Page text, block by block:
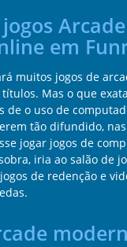
jogos
em
muitos jogos de
títulos. Mas o que
de o uso de
tão difundido,
jogar jogos de
iria ao salão de
de redenção e